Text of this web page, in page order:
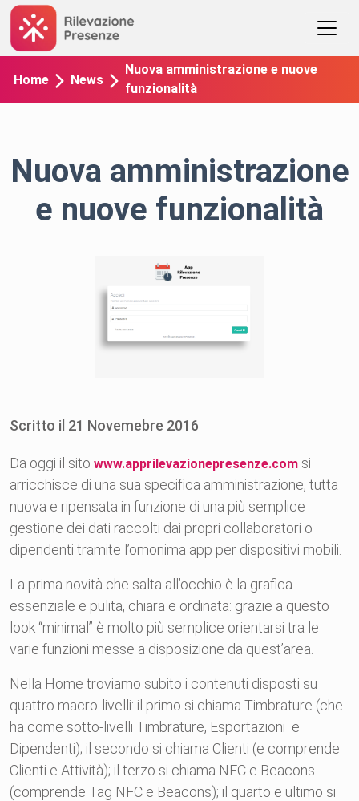
Home News
Nuova amministrazione e nuove
funzionalità
Nuova amministrazione
e nuove funzionalità
Scritto il 21 Novemebre 2016
Da oggi il sito www.apprilevazionepresenze.com si
arricchisce di una sua specifica amministrazione, tutta
nuova e ripensata in funzione di una più semplice
gestione dei dati raccolti dai propri collaboratori o
dipendenti tramite l’omonima app per dispositivi mobili.
La prima novità che salta all’occhio è la grafica
essenziale e pulita, chiara e ordinata: grazie a questo
look “minimal” è molto più semplice orientarsi tra le
varie funzioni messe a disposizione da quest’area.
Nella Home troviamo subito i contenuti disposti su
quattro macro-livelli: il primo si chiama Timbrature (che
ha come sotto-livelli Timbrature, Esportazioni e
Dipendenti); il secondo si chiama Clienti (e comprende
Clienti e Attività); il terzo si chiama NFC e Beacons
(comprende Tag NFC e Beacons); il quarto e ultimo si